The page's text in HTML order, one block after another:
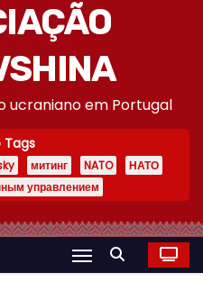
ucraniano em Portugal
Tags
митинг NATO
НАТО
управлением